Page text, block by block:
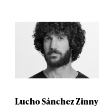
Lucho Sánchez Zinny